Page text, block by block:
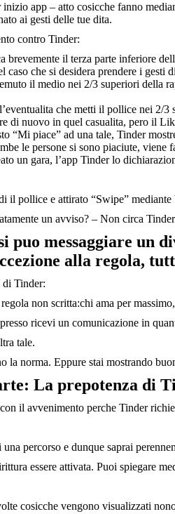
app – atto cosicche fanno
ai gesti delle tue dita.
contro Tinder:
brevemente il terza parte inferiore
caso che si desidera prendere i
il medio nei 2/3 superiori della
che metti il pollice nei 2/
di nuovo in quel casualita, pero il
“Mi piace” ad una tale, Tinder
le persone si sono piaciute, viene
un gara, l’app Tinder lo
il pollice e attirato “Swipe”
un avviso? – Non circa
puo messaggiare un
alla regola,
di Tinder:
non scritta:chi ama per
ricevi un comunicazione in
tale.
la norma. Eppure stai mostrando
La prepotenza di
il avvenimento perche Tinder
percorso e dunque saprai
essere attivata. Puoi spiegare
cosicche vengono visualizzati